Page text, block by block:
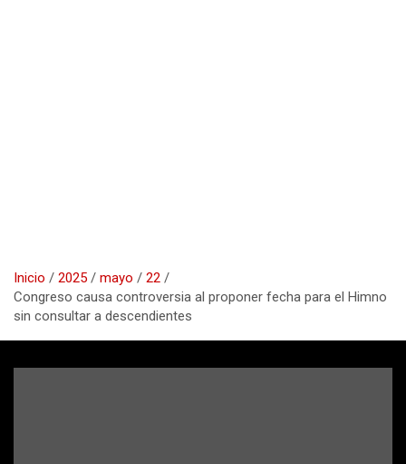
Inicio 2025 mayo
22
Congreso causa controversia al proponer fecha para el Himno
sin consultar a descendientes